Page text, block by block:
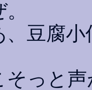
、豆腐
っと声